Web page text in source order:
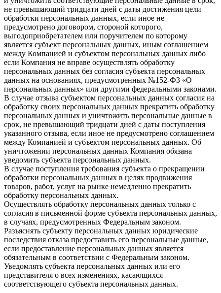
не превышающий тридцати дней с даты достижения цели
обработки персональных данных, если иное не
предусмотрено договором, стороной которого,
выгодоприобретателем или поручителем по которому
является субъект персональных данных, иным соглашением
между Компанией и субъектом персональных данных либо
если Компания не вправе осуществлять обработку
персональных данных без согласия субъекта персональных
данных на основаниях, предусмотренных №152-ФЗ «О
персональных данных» или другими федеральными законами.
В случае отзыва субъектом персональных данных согласия на
обработку своих персональных данных прекратить обработку
персональных данных и уничтожить персональные данные в
срок, не превышающий тридцати дней с даты поступления
указанного отзыва, если иное не предусмотрено соглашением
между Компанией и субъектом персональных данных. Об
уничтожении персональных данных Компания обязана
уведомить субъекта персональных данных.
В случае поступления требования субъекта о прекращении
обработки персональных данных в целях продвижения
товаров, работ, услуг на рынке немедленно прекратить
обработку персональных данных.
Осуществлять обработку персональных данных только с
согласия в письменной форме субъекта персональных данных,
в случаях, предусмотренных Федеральным законом.
Разъяснять субъекту персональных данных юридические
последствия отказа предоставить его персональные данные,
если предоставление персональных данных является
обязательным в соответствии с Федеральным законом.
Уведомлять субъекта персональных данных или его
представителя о всех изменениях, касающихся
соответствующего субъекта персональных данных.